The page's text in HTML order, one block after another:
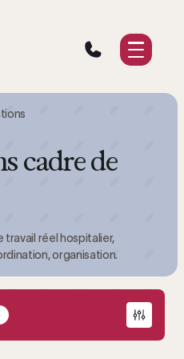
cadre de
travail réel hospitalier,
organisation.